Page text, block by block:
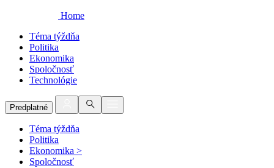
Home
Téma týždňa
Politika
Ekonomika
Spoločnosť
Technológie
Predplatné
Téma týždňa
Politika
Ekonomika >
Spoločnosť